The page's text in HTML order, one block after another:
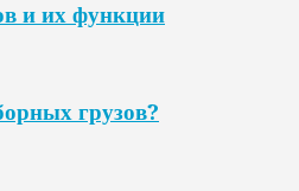
и их функции
грузов?